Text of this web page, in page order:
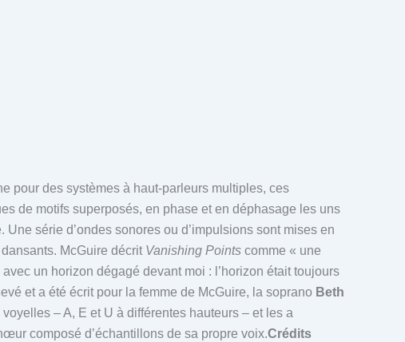
pour des systèmes à haut-parleurs multiples, ces
de motifs superposés, en phase et en déphasage les uns
série d’ondes sonores ou d’impulsions sont mises en
McGuire décrit Vanishing Points comme « une
un horizon dégagé devant moi : l’horizon était toujours
et a été écrit pour la femme de McGuire, la soprano Beth
– A, E et U à différentes hauteurs – et les a
composé d’échantillons de sa propre voix.Crédits